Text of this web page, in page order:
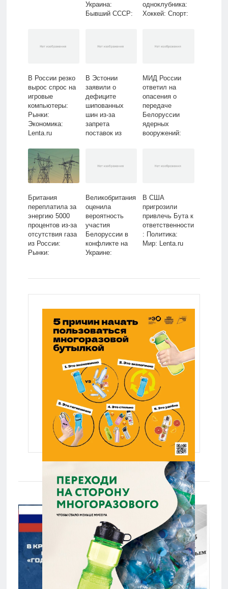
Украина:
Бывший СССР:
одноклубника:
Хоккей: Спорт:
В России резко
вырос спрос на
игровые
компьютеры:
Рынки:
Экономика:
Lenta.ru
В Эстонии
заявили о
дефиците
шипованных
шин из-за
запрета
поставок из
Lenta.ru
МИД России
ответил на
опасения о
передаче
Белоруссии
ядерных
вооружений:
Британия
переплатила за
энергию 5000
процентов из-за
отсутствия газа
из России:
Рынки:
Великобритания
оценила
вероятность
участия
Белоруссии в
конфликте на
Украине:
В США
пригрозили
привлечь Бута к
ответственности
: Политика:
Мир: Lenta.ru